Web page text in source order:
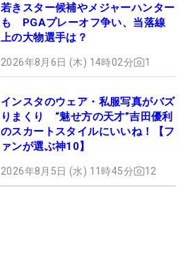
若きスター候補やメジャーハンター
も PGAプレーオフ争い、当落線
上の大物選手は？
2026年8月6日 (木) 14時02分 1
インスタのウェア・私服写真がバズ
りまくり “魅せ方の天才”吉田優利
のスカートスタイルにいいね！【フ
ァンが選ぶ神10】
2026年8月5日 (水) 11時45分 12